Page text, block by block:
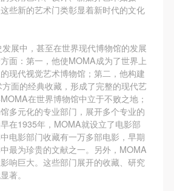
些新的艺术门类彰显着新时代的文化
展中，甚至在世界现代博物馆的发展
面：第一，他使MOMA成为了世界上
现代视觉艺术博物馆；第二，他构建
面的经典收藏，形成了完整的现代艺
在世界博物馆中立于不败之地；
多元化的专业部门，展开多个专业的
在1935年，MOMA就设立了电影部
电影部门收藏有一万多部电影，早期
最为珍贵的文献之一。另外，MOMA
响巨大。这些部门展开的收藏、研究
著。
衍生品等受到不同程度的损失、
事故当事人及美术馆将不承担相
由参与活动者根据相应的法律条
商和赔偿。并追究相应的法律责
动时应当在美术馆工作人员及活
进行，并正确的使用活动中所涉
作材料及配套设备、设施，若参
用相应绘画工具、创作材料及配
人受伤、伤害他人及造成相应工
衍生品等受到不同程度的损失、
事故当事人及美术馆将不承担相
由参与活动者根据相应的法律条
商和赔偿。并追究相应的法律责
动时应当在美术馆工作人员及活
进行，并正确的使用活动中所涉
作材料及配套设备、设施，若参
用相应绘画工具、创作材料及配
人受伤、伤害他人及造成相应工
衍生品等受到不同程度的损失、
事故当事人及美术馆将不承担相
由参与活动者根据相应的法律条
商和赔偿。并追究相应的法律责
动时应当在美术馆工作人员及活
进行，并正确的使用活动中所涉
作材料及配套设备、设施，若参
用相应绘画工具、创作材料及配
人受伤、伤害他人及造成相应工